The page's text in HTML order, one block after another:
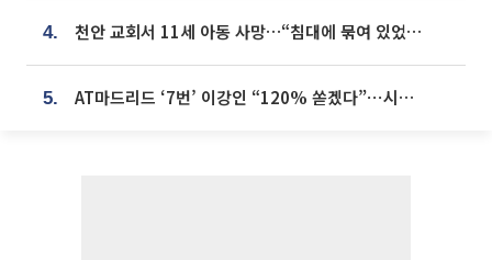
4. 천안 교회서 11세 아동 사망…“침대에 묶여 있었다” 진술 확보
5. AT마드리드 ‘7번’ 이강인 “120% 쏟겠다”⋯시메오네 감독 “필요한 선수”